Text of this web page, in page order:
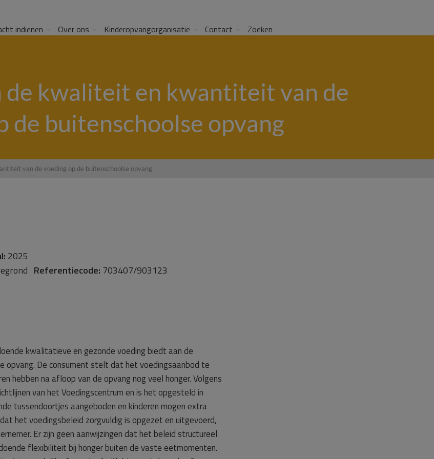
indienen Over ons Kinderopvangorganisatie Contact Zoeken
de kwaliteit en kwantiteit van de
de buitenschoolse opvang
van de voeding op de buitenschoolse opvang
2025
Referentiecode: 703407/903123
kwalitatieve en gezonde voeding biedt aan de
opvang. De consument stelt dat het voedingsaanbod te
hebben na afloop van de opvang nog veel honger. Volgens
van het Voedingscentrum en is het opgesteld in
tussendoortjes aangeboden en kinderen mogen extra
het voedingsbeleid zorgvuldig is opgezet en uitgevoerd,
Er zijn geen aanwijzingen dat het beleid structureel
flexibiliteit bij honger buiten de vaste eetmomenten.